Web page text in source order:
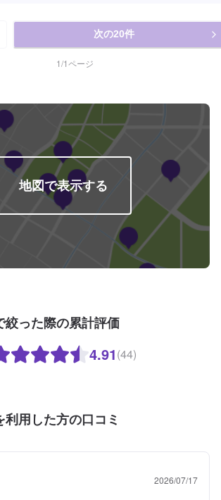
次の20件
1/1ページ
地図で表示する
絞った際の累計評価
4.91(44)
利用した方の口コミ
2026/07/17